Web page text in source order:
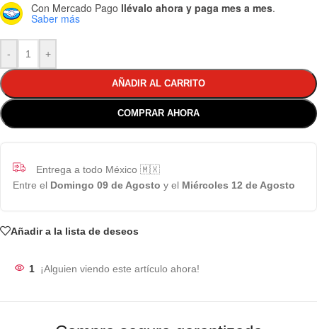
Con Mercado Pago llévalo ahora y paga mes a mes.
Saber más
- +
AÑADIR AL CARRITO
COMPRAR AHORA
Entrega a todo México 🇲🇽
Entre el Domingo 09 de Agosto y el Miércoles 12 de Agosto
Añadir a la lista de deseos
1 ¡Alguien viendo este artículo ahora!